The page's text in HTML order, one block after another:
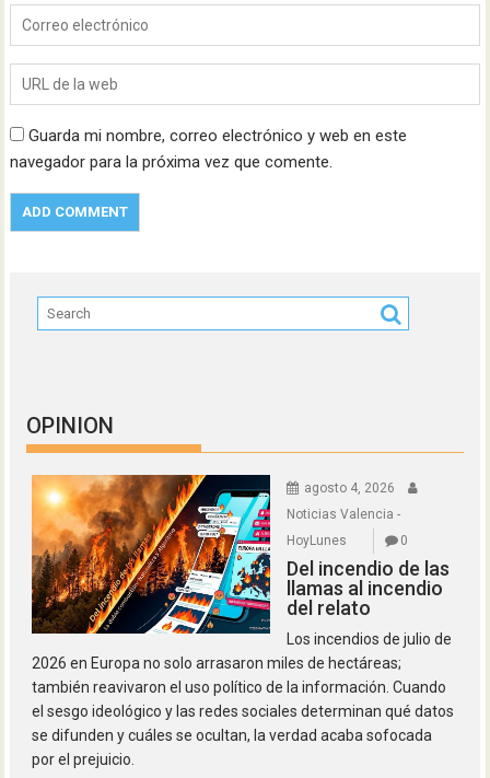
Guarda mi nombre, correo electrónico y web en este
navegador para la próxima vez que comente.
OPINION
agosto 4, 2026
Noticias Valencia -
HoyLunes
0
Del incendio de las
llamas al incendio
del relato
Los incendios de julio de
2026 en Europa no solo arrasaron miles de hectáreas;
también reavivaron el uso político de la información. Cuando
el sesgo ideológico y las redes sociales determinan qué datos
se difunden y cuáles se ocultan, la verdad acaba sofocada
por el prejuicio.